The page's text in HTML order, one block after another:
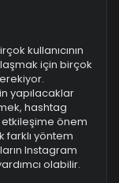
kullanıcının
için birçok
yapılacaklar
hashtag
önem
yöntem
Instagram
olabilir.